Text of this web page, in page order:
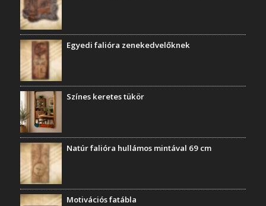
Egyedi falióra zenekedvelőknek
Színes keretes tükör
Natúr falióra hullámos mintával 69 cm
Motivációs fatábla